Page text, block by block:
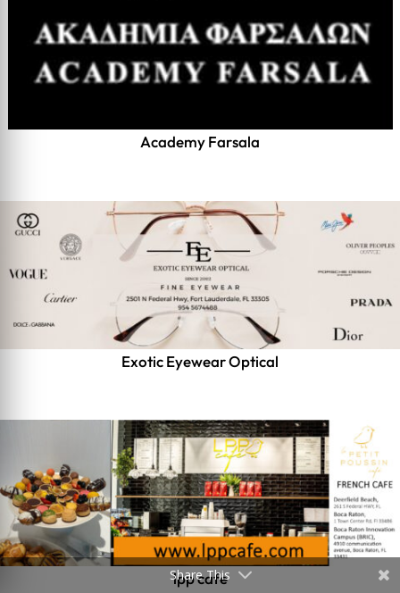
Academy Farsala
Exotic Eyewear Optical
lpp cafe
Share This